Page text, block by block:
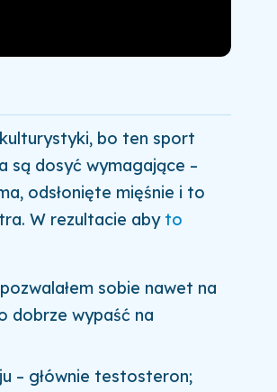
bo ten sport
są dosyć wymagające –
odsłonięte mięśnie i to
W rezultacie aby to
sobie nawet na
dobrze wypaść na
– głównie testosteron;